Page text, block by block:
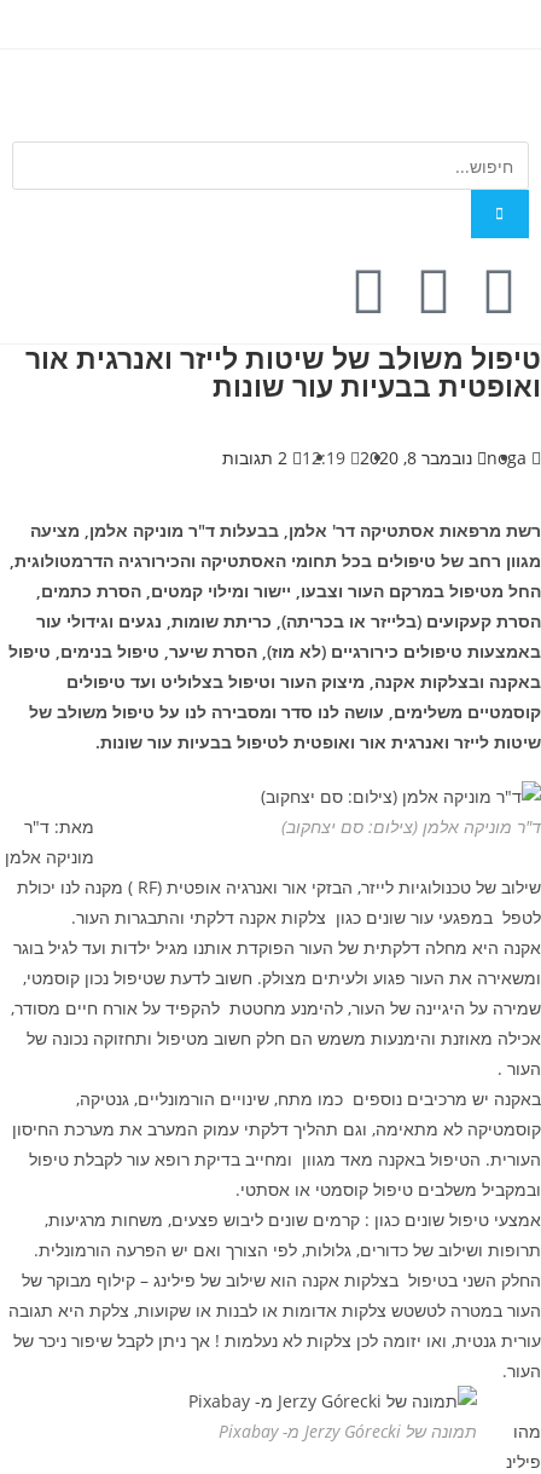
טיפול משולב של שיטות לייזר ואנרגית אור
ואופטית בבעיות עור שונות
noga נובמבר 8, 2020 12:19 2 תגובות
רשת מרפאות אסתטיקה דר' אלמן, בבעלות ד"ר מוניקה אלמן, מציעה
מגוון רחב של טיפולים בכל תחומי האסתטיקה והכירורגיה הדרמטולוגית,
החל מטיפול במרקם העור וצבעו, יישור ומילוי קמטים, הסרת כתמים,
הסרת קעקועים (בלייזר או בכריתה), כריתת שומות, נגעים וגידולי עור
באמצעות טיפולים כירורגיים (לא מוז), הסרת שיער, טיפול בנימים, טיפול
באקנה ובצלקות אקנה, מיצוק העור וטיפול בצלוליט ועד טיפולים
קוסמטיים משלימים, עושה לנו סדר ומסבירה לנו על טיפול משולב של
שיטות לייזר ואנרגית אור ואופטית לטיפול בבעיות עור שונות.
ד"ר מוניקה אלמן (צילום: סם יצחקוב)
מאת: ד"ר
מוניקה אלמן
שילוב של טכנולוגיות לייזר, הבזקי אור ואנרגיה אופטית (RF ) מקנה לנו יכולת
לטפל במפגעי עור שונים כגון צלקות אקנה דלקתי והתבגרות העור.
אקנה היא מחלה דלקתית של העור הפוקדת אותנו מגיל ילדות ועד לגיל בוגר
ומשאירה את העור פגוע ולעיתים מצולק. חשוב לדעת שטיפול נכון קוסמטי,
שמירה על היגיינה של העור, להימנע מחטטת להקפיד על אורח חיים מסודר,
אכילה מאוזנת והימנעות משמש הם חלק חשוב מטיפול ותחזוקה נכונה של
העור .
באקנה יש מרכיבים נוספים כמו מתח, שינויים הורמונליים, גנטיקה,
קוסמטיקה לא מתאימה, וגם תהליך דלקתי עמוק המערב את מערכת החיסון
העורית. הטיפול באקנה מאד מגוון ומחייב בדיקת רופא עור לקבלת טיפול
ובמקביל משלבים טיפול קוסמטי או אסתטי.
אמצעי טיפול שונים כגון : קרמים שונים ליבוש פצעים, משחות מרגיעות,
תרופות ושילוב של כדורים, גלולות, לפי הצורך ואם יש הפרעה הורמונלית.
החלק השני בטיפול בצלקות אקנה הוא שילוב של פילינג – קילוף מבוקר של
העור במטרה לטשטש צלקות אדומות או לבנות או שקועות, צלקת היא תגובה
עורית גנטית, ואו יזומה לכן צלקות לא נעלמות ! אך ניתן לקבל שיפור ניכר של
העור.
תמונה של Jerzy Górecki מ- Pixabay
מהו
פילינ